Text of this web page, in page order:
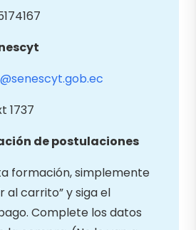
1737
de postulaciones
formación, simplemente
al carrito” y siga el
Complete los datos